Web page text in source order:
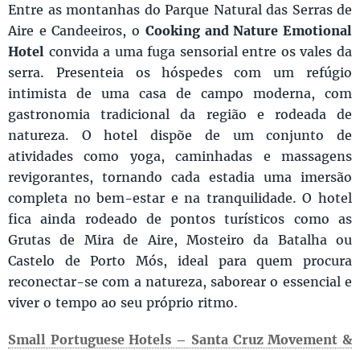
Entre as montanhas do Parque Natural das Serras de
Aire e Candeeiros, o Cooking and Nature Emotional
Hotel convida a uma fuga sensorial entre os vales da
serra. Presenteia os hóspedes com um refúgio
intimista de uma casa de campo moderna, com
gastronomia tradicional da região e rodeada de
natureza. O hotel dispõe de um conjunto de
atividades como yoga, caminhadas e massagens
revigorantes, tornando cada estadia uma imersão
completa no bem-estar e na tranquilidade. O hotel
fica ainda rodeado de pontos turísticos como as
Grutas de Mira de Aire, Mosteiro da Batalha ou
Castelo de Porto Mós, ideal para quem procura
reconectar-se com a natureza, saborear o essencial e
viver o tempo ao seu próprio ritmo.
Small Portuguese Hotels – Santa Cruz Movement &